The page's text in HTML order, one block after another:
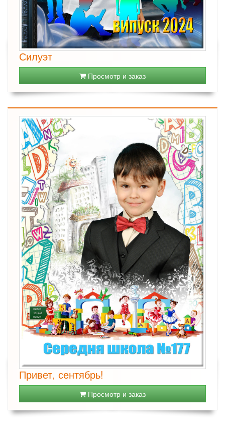
Силуэт
Просмотр и заказ
Привет, сентябрь!
Просмотр и заказ